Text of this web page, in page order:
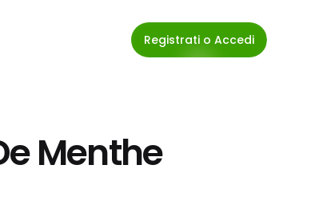
Registrati o Accedi
Menthe